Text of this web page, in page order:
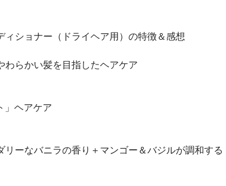
ィショナー（ドライヘア用）の特徴＆感想
らかい髪を目指したヘアケア
」ヘアケア
ーなバニラの香り＋マンゴー＆バジルが調和する